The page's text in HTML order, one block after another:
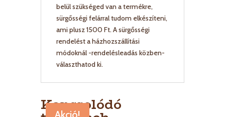
belül szükséged van a termékre,
sürgősségi felárral tudom elkészíteni,
ami plusz 1500 Ft. A sürgősségi
rendelést a házhozszállítási
módoknál -rendelésleadás közben-
választhatod ki.
Kapcsolódó
Akció!
Akció!
Akció!